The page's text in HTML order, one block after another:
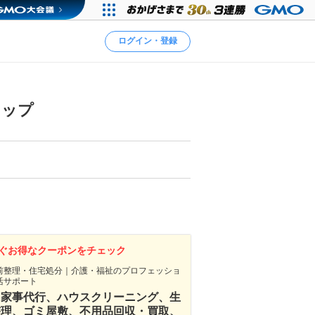
ログイン・登録
プ
お得なクーポンをチェック
整理・住宅処分｜介護・福祉のプロフェッショ
サポート
事代行、ハウスクリーニング、生
、ゴミ屋敷、不用品回収・買取、